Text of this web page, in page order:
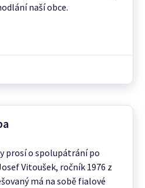
naší obce.
prosí o spolupátrání po
Vitoušek, ročník 1976 z
má na sobě fialové